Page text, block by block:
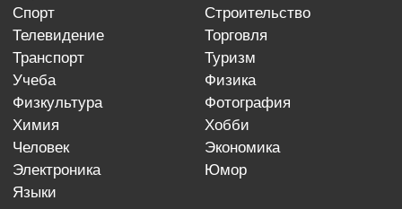
спорт
строительство
телевидение
торговля
транспорт
туризм
учеба
физика
физкультура
фотография
химия
хобби
человек
экономика
электроника
юмор
языки